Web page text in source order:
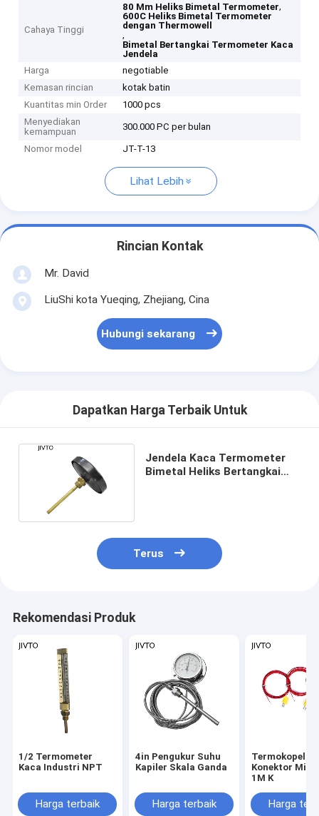
Cahaya Tinggi
80 Mm Heliks Bimetal Termometer,
600C Heliks Bimetal Termometer
dengan Thermowell
,
Bimetal Bertangkai Termometer Kaca
Jendela
Harga
negotiable
Kemasan rincian
kotak batin
Kuantitas min Order
1000 pcs
Menyediakan
kemampuan
300.000 PC per bulan
Nomor model JT-T-13
Lihat Lebih
Rincian Kontak
Mr. David
LiuShi kota Yueqing, Zhejiang, Cina
Hubungi sekarang
Dapatkan Harga Terbaik Untuk
Jendela Kaca Termometer
Bimetal Heliks Bertangkai
Terus
Rekomendasi Produk
1/2 Termometer
Kaca Industri NPT
Harga terbaik
4in Pengukur Suhu
Kapiler Skala Ganda
Harga terbaik
Termokopel
Konektor Mini
1M K
Harga